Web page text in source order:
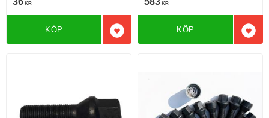
KR
Lägg till i favoriter
KÖP
KR
KÖP